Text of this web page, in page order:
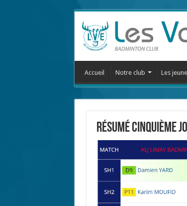
Accueil Notre club Les
Résumé cinquième